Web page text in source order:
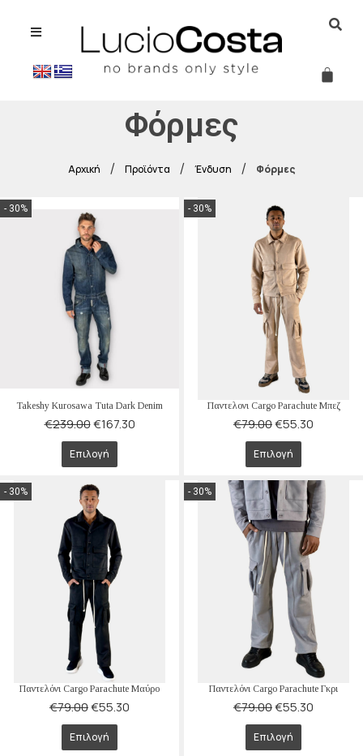
Φόρμες
Αρχική / Προϊόντα / Ένδυση / Φόρμες
- 30%
Takeshy Kurosawa Tuta Dark Denim
€239.00€167.30
Επιλογή
- 30%
Παντελονι Cargo Parachute Μπεζ
€79.00€55.30
Επιλογή
- 30%
Παντελόνι Cargo Parachute Μαύρο
€79.00€55.30
Επιλογή
- 30%
Παντελόνι Cargo Parachute Γκρι
€79.00€55.30
Επιλογή